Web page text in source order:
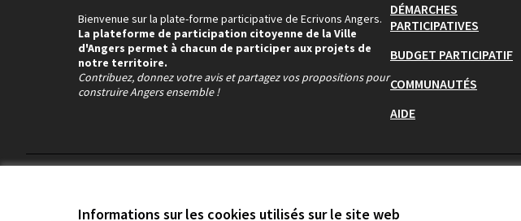
Informations sur les cookies utilisés sur le site web
Bienvenue sur la plate-forme participative de Ecrivons Angers.
La plateforme de participation citoyenne de la Ville
d'Angers permet à chacun de participer aux projets de
notre territoire.
Contribuez, donnez votre avis et partagez vos propositions pour
construire Angers ensemble !
DÉMARCHES
PARTICIPATIVES
BUDGET PARTICIPATIF
COMMUNAUTÉS
AIDE